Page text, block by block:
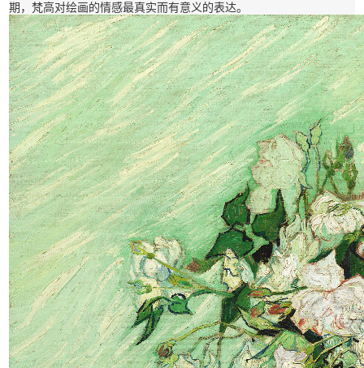
期，梵高对绘画的情感最真实而有意义的表达。